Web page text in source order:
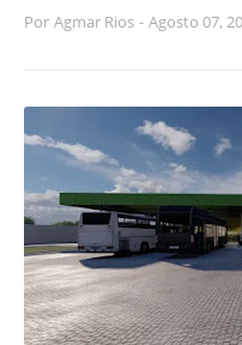
Por Agmar Rios - Agosto 07,